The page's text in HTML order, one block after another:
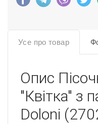
Усе про товар
Опис
"Квітка" з
Doloni